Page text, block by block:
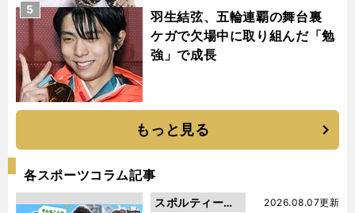
羽生結弦、五輪連覇の舞台裏
ケガで欠場中に取り組んだ「勉
強」で成長
5
もっと見る
各スポーツコラム記事
2026.08.07更新
スポルティーバ